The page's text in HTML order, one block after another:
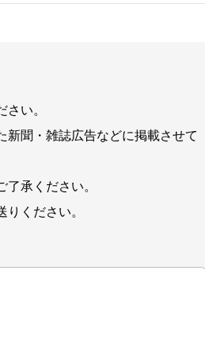
い。
新聞・雑誌広告などに掲載させて
承ください。
りください。